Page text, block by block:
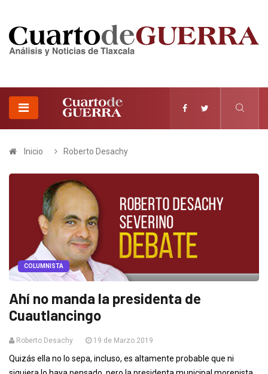
Inicio Roberto Desachy
COLUMNISTA
Ahí no manda la presidenta de
Cuautlancingo
Roberto Desachy 19 de Marzo 2019
Quizás ella no lo sepa, incluso, es altamente probable que ni